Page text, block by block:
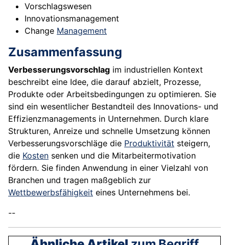
Vorschlagswesen
Innovationsmanagement
Change Management
Zusammenfassung
Verbesserungsvorschlag im industriellen Kontext
beschreibt eine Idee, die darauf abzielt, Prozesse,
Produkte oder Arbeitsbedingungen zu optimieren. Sie
sind ein wesentlicher Bestandteil des Innovations- und
Effizienzmanagements in Unternehmen. Durch klare
Strukturen, Anreize und schnelle Umsetzung können
Verbesserungsvorschläge die Produktivität steigern,
die Kosten senken und die Mitarbeitermotivation
fördern. Sie finden Anwendung in einer Vielzahl von
Branchen und tragen maßgeblich zur
Wettbewerbsfähigkeit eines Unternehmens bei.
--